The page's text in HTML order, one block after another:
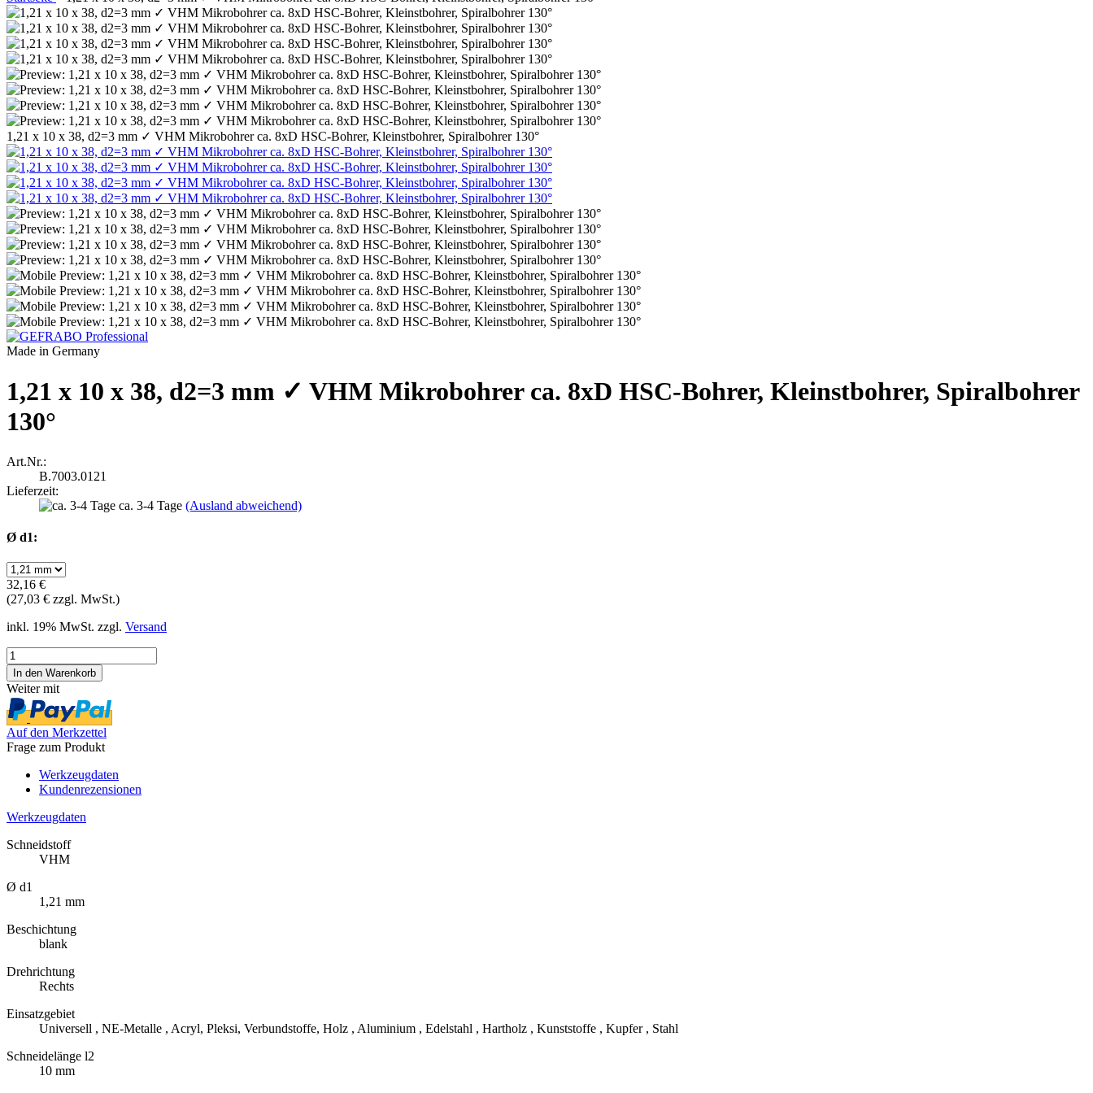
1,21 x 10 x 38, d2=3 mm ✓ VHM Mikrobohrer ca. 8xD HSC-Bohrer, Kleinstbohrer, Spiralbohrer 130°
Made in Germany
1,21 x 10 x 38, d2=3 mm ✓ VHM Mikrobohrer ca. 8xD HSC-Bohrer, Kleinstbohrer, Spiralbohrer
130°
Art.Nr.:
B.7003.0121
Lieferzeit:
ca. 3-4 Tage (Ausland abweichend)
Ø d1:
32,16 €
(27,03 € zzgl. MwSt.)
inkl. 19% MwSt. zzgl. Versand
Weiter mit
Auf den Merkzettel
Frage zum Produkt
Werkzeugdaten
Kundenrezensionen
Werkzeugdaten
Schneidstoff
VHM
Ø d1
1,21 mm
Beschichtung
blank
Drehrichtung
Rechts
Einsatzgebiet
Universell , NE-Metalle , Acryl, Pleksi, Verbundstoffe, Holz , Aluminium , Edelstahl , Hartholz , Kunststoffe , Kupfer , Stahl
Schneidelänge l2
10 mm